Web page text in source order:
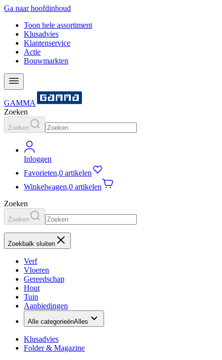
Ga naar hoofdinhoud
Toon hele assortiment
Klusadvies
Klantenservice
Actie
Bouwmarkten
GAMMA
Zoeken
Zoeken
Inloggen
Favorieten,0 artikelen
Winkelwagen,0 artikelen
Zoeken
Zoeken
Zoekbalk sluiten
Verf
Vloeren
Gereedschap
Hout
Tuin
Aanbiedingen
Alle categorieënAlles
Klusadvies
Folder & Magazine